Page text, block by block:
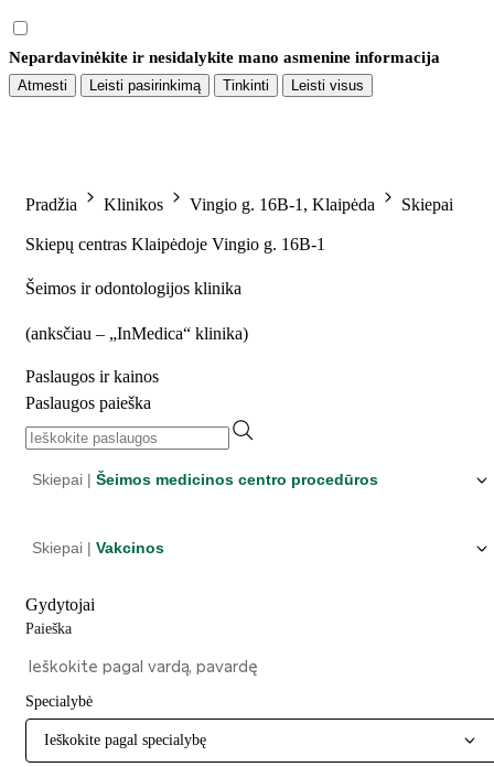
Nepardavinėkite ir nesidalykite mano asmenine informacija
Atmesti Leisti pasirinkimą Tinkinti Leisti visus
Pradžia Klinikos Vingio g. 16B-1, Klaipėda Skiepai
Skiepų centras Klaipėdoje Vingio g. 16B-1
Šeimos ir odontologijos klinika
(anksčiau – „InMedica“ klinika)
Paslaugos ir kainos
Paslaugos paieška
Skiepai | Šeimos medicinos centro procedūros
Skiepai | Vakcinos
Gydytojai
Paieška
Specialybė
Ieškokite pagal specialybę